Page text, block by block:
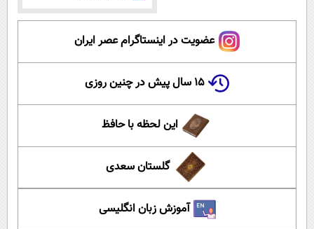
عضویت در اینستاگرام عصر ایران
۱۵ سال پیش در چنین روزی
این لحظه با حافظ
گلستان سعدی
آموزش زبان انگلیسی